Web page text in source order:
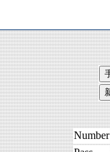
Number